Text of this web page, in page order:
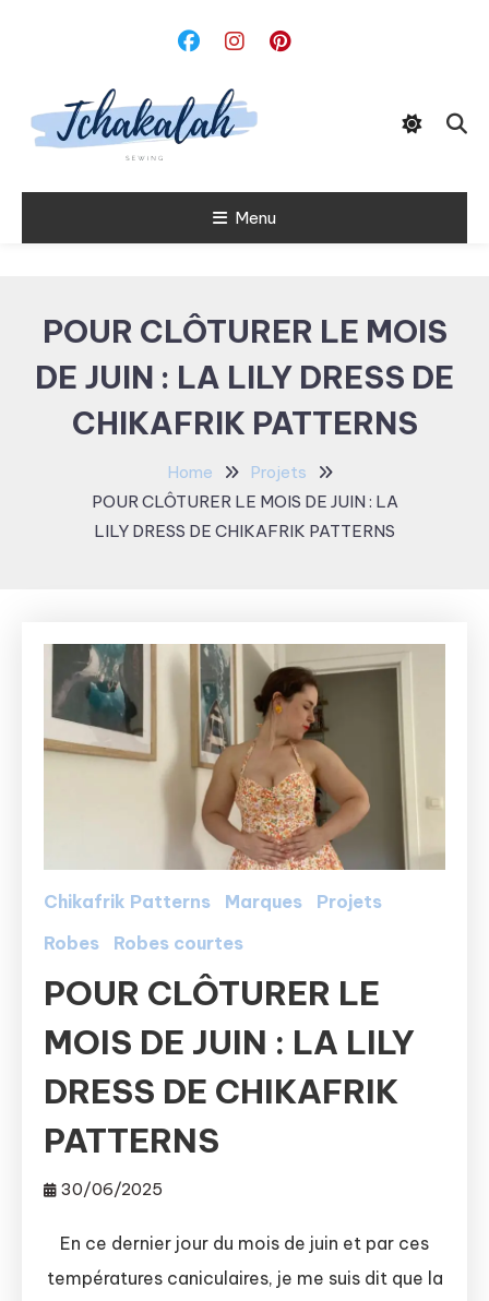
Tchakalah Menu
POUR CLÔTURER LE MOIS
DE JUIN : LA LILY DRESS DE
CHIKAFRIK PATTERNS
Home
Projets
POUR CLÔTURER LE MOIS DE JUIN : LA
LILY DRESS DE CHIKAFRIK PATTERNS
Chikafrik Patterns Marques
Projets
Robes
Robes courtes
POUR CLÔTURER LE
MOIS DE JUIN : LA LILY
DRESS DE CHIKAFRIK
PATTERNS
30/06/2025
En ce dernier jour du mois de juin et par ces
températures caniculaires, je me suis dit que la